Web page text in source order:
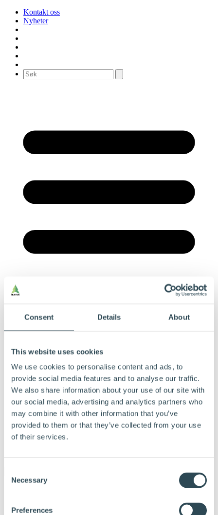
Consent Details About
This website uses cookies
We use cookies to personalise content and ads, to
provide social media features and to analyse our traffic.
We also share information about your use of our site with
our social media, advertising and analytics partners who
may combine it with other information that you’ve
provided to them or that they’ve collected from your use
of their services.
Selection
Necessary
Preferences
Kontakt oss
Nyheter
Våre produkter
Ofte stilte spørsmål
Dokumentasjon
Bærekraft
Referanser
Tips og råd
Derfor velger du Hunton
Finn forhandlere og blåseentreprenører
Login forhandlere og blåseentreprenører